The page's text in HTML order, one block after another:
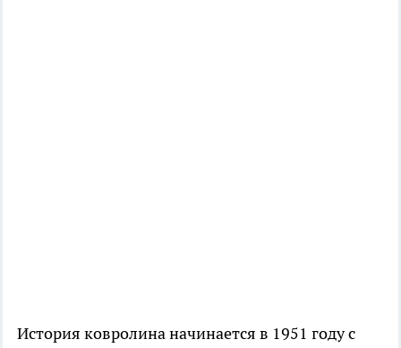
История ковролина начинается в 1951 году с